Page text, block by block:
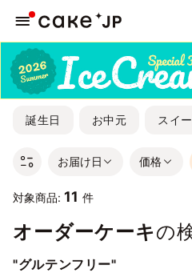
誕生日 お中元 スイ
お届け日 価格
対象商品: 11 件
オーダーケーキの
"グルテンフリー"